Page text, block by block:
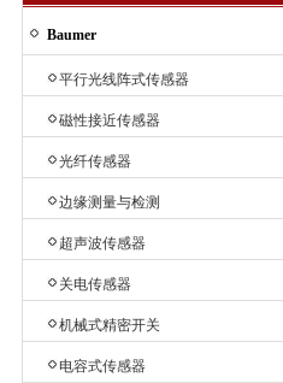
Baumer
平行光线阵式传感器
磁性接近传感器
光纤传感器
边缘测量与检测
超声波传感器
关电传感器
机械式精密开关
电容式传感器